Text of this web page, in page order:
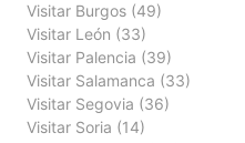
Visitar Burgos (49)
Visitar León (33)
Visitar Palencia (39)
Visitar Salamanca (33)
Visitar Segovia (36)
Visitar Soria (14)